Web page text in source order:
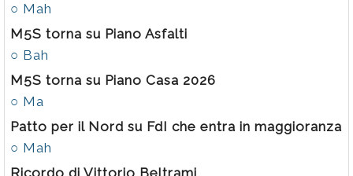
○ Mah
M5S torna su Piano Asfalti
○ Bah
M5S torna su Piano Casa 2026
○ Ma
Patto per il Nord su FdI che entra in maggioranza
○ Mah
Ricordo di Vittorio Beltrami